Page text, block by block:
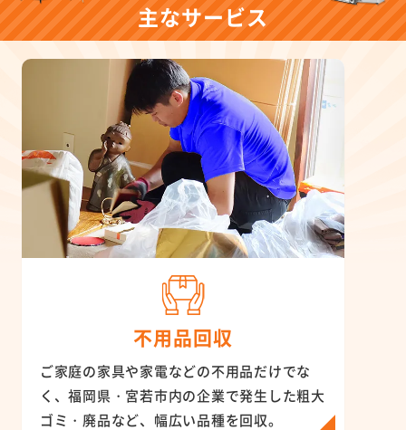
主なサービス
不用品回収
ご家庭の家具や家電などの不用品だけでな
く、福岡県・宮若市内の企業で発生した粗大
ゴミ・廃品など、幅広い品種を回収。